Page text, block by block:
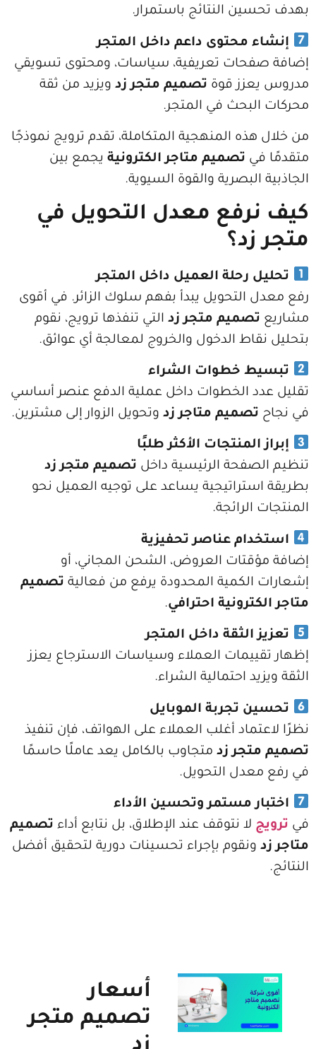
النتائج باستمرار.
محتوى داعم داخل المتجر
تعريفية، سياسات، ومحتوى تسويقي
قوة تصميم متجر زدويزيد من ثقة
في المتجر.
المنهجية المتكاملة، تقدم ترويج نموذجًا
تصميم متاجر الكترونيةيجمع بين
والقوة السيوية.
معدل التحويل في
رحلة العميل داخل المتجر
يبدأ بفهم سلوك الزائر. في أقوى
متجر زدالتي تنفذها ترويج، نقوم
الدخول والخروج لمعالجة أي عوائق.
خطوات الشراء
الخطوات داخل عملية الدفع عنصر أساسي
متاجر زدوتحويل الزوار إلى مشترين.
الأكثر طلبًا
الرئيسية داخلتصميم متجر زد
يساعد على توجيه العميل نحو
عناصر تحفيزية
العروض، الشحن المجاني، أو
المحدودة يرفع من فعاليةتصميم
احترافي.
الثقة داخل المتجر
العملاء وسياسات الاسترجاع يعزز
احتمالية الشراء.
تجربة الموبايل
أغلب العملاء على الهواتف، فإن تنفيذ
زدمتجاوب بالكامل يعد عاملًا حاسمًا
التحويل.
مستمر وتحسين الأداء
لا نتوقف عند الإطلاق، بل نتابع أداءتصميم
بإجراء تحسينات دورية لتحقيق أفضل
أسعار
تصميم متجر